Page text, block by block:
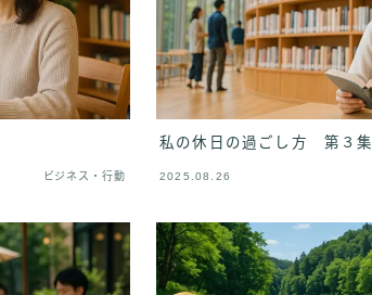
ビジネス・行動
私の休日の過ごし方 第３集
2025.08.26